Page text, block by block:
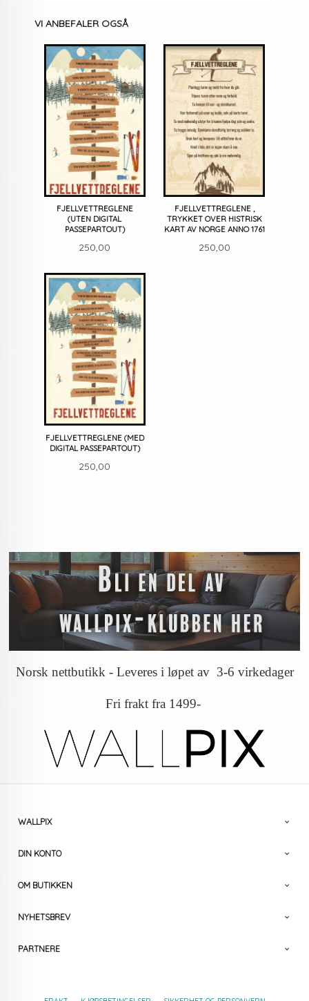
VI ANBEFALER OGSÅ
FJELLVETTREGLENE
(UTEN DIGITAL
PASSEPARTOUT)
Pris
250,00
FJELLVETTREGLENE ,
TRYKKET OVER HISTRISK
KART AV NORGE ANNO 1761
Pris
250,00
FJELLVETTREGLENE (MED
DIGITAL PASSEPARTOUT)
Pris
250,00
Norsk nettbutikk - Leveres i løpet av 3-6 virkedager
Fri frakt fra 1499-
WALLPIX
DIN KONTO
OM BUTIKKEN
NYHETSBREV
PARTNERE